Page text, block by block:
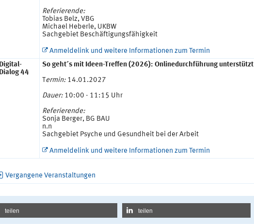
Referierende:
Tobias Belz, VBG
Michael Heberle, UKBW
Sachgebiet Beschäftigungsfähigkeit
Anmeldelink und weitere Informationen zum Termin
Digital-
Dialog 44
So geht´s mit Ideen-Treffen (2026): Onlinedurchführung unterstützt
ermin: 14.01.2027
Dauer: 10:00 - 11:15 Uhr
Referierende:
Sonja Berger, BG BAU
n.n
Sachgebiet Psyche und Gesundheit bei der Arbeit
Anmeldelink und weitere Informationen zum Termin
Vergangene Veranstaltungen
teilen teilen